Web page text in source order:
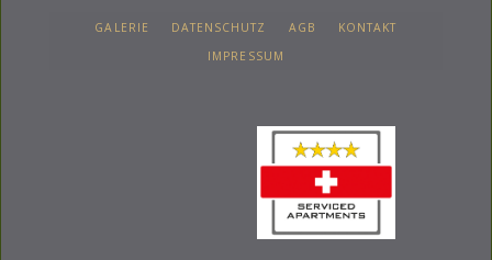
NAVIGATION
GALERIE DATENSCHUTZ AGB
KONTAKT
IMPRESSUM